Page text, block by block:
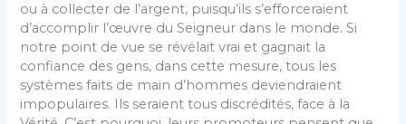
ou à collecter de l’argent, puisqu’ils s’efforceraient
d’accomplir l’œuvre du Seigneur dans le monde. Si
notre point de vue se révélait vrai et gagnait la
confiance des gens, dans cette mesure, tous les
systèmes faits de main d’hommes deviendraient
impopulaires. Ils seraient tous discrédités, face à la